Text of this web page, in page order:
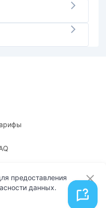
предоставления
данных.